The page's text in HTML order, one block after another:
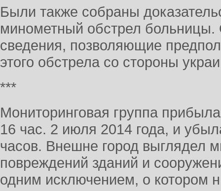
Были также собраны
минометный обстрел
сведения, позволяющие
этого обстрела со стороны
***
Мониторинговая группа
16 час. 2 июля 2014 года, и
часов. Внешне город выглядел
повреждений зданий и
одним исключением, о котором